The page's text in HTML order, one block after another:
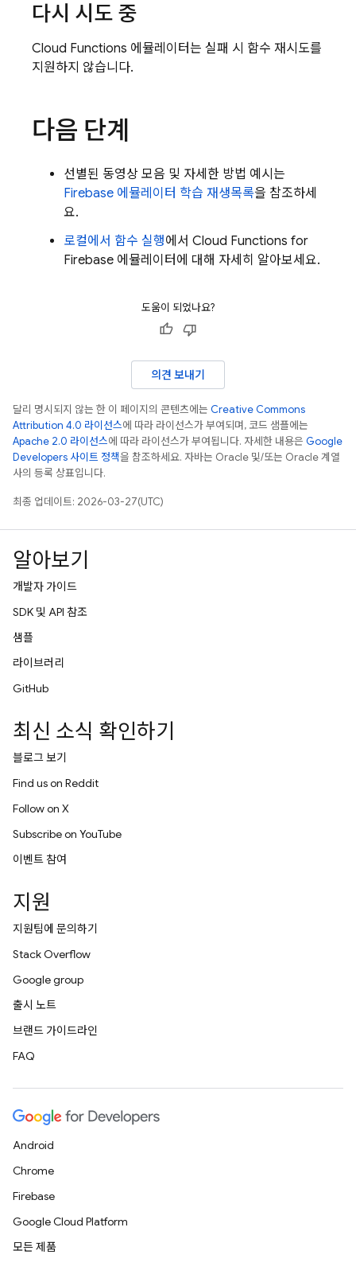
다시 시도 중
Cloud Functions 에뮬레이터는 실패 시 함수 재시도를
지원하지 않습니다.
다음 단계
선별된 동영상 모음 및 자세한 방법 예시는
Firebase 에뮬레이터 학습 재생목록을 참조하세
요.
로컬에서 함수 실행에서 Cloud Functions for
Firebase 에뮬레이터에 대해 자세히 알아보세요.
도움이 되었나요?
의견 보내기
달리 명시되지 않는 한 이 페이지의 콘텐츠에는 Creative Commons
Attribution 4.0 라이선스에 따라 라이선스가 부여되며, 코드 샘플에는
Apache 2.0 라이선스에 따라 라이선스가 부여됩니다. 자세한 내용은 Google
Developers 사이트 정책을 참조하세요. 자바는 Oracle 및/또는 Oracle 계열
사의 등록 상표입니다.
최종 업데이트: 2026-03-27(UTC)
알아보기
개발자 가이드
SDK 및 API 참조
샘플
라이브러리
GitHub
최신 소식 확인하기
블로그 보기
Find us on Reddit
Follow on X
Subscribe on YouTube
이벤트 참여
지원
지원팀에 문의하기
Stack Overflow
Google group
출시 노트
브랜드 가이드라인
FAQ
Android
Chrome
Firebase
Google Cloud Platform
모든 제품